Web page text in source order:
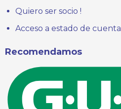
Quiero ser socio !
Acceso a estado de cuenta
Recomendamos